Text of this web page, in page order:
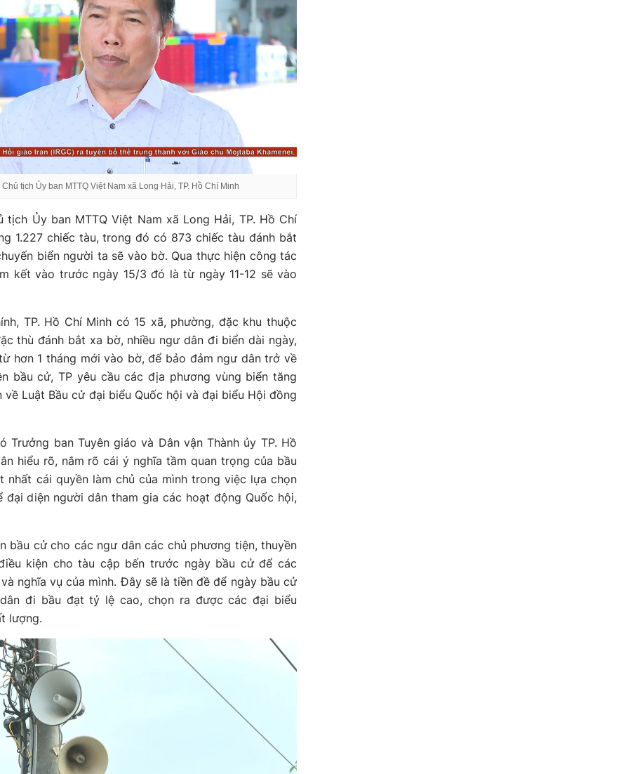
tịch Ủy ban MTTQ Việt Nam xã Long Hải, TP. Hồ Chí Minh
tịch Ủy ban MTTQ Việt Nam xã Long Hải, TP. Hồ Chí
1.227 chiếc tàu, trong đó có 873 chiếc tàu đánh bắt
biển người ta sẽ vào bờ. Qua thực hiện công tác
kết vào trước ngày 15/3 đó là từ ngày 11-12 sẽ vào
TP. Hồ Chí Minh có 15 xã, phường, đặc khu thuộc
thù đánh bắt xa bờ, nhiều ngư dân đi biển dài ngày,
hơn 1 tháng mới vào bờ, để bảo đảm ngư dân trở về
bầu cử, TP yêu cầu các địa phương vùng biển tăng
Luật Bầu cử đại biểu Quốc hội và đại biểu Hội đồng
Trưởng ban Tuyên giáo và Dân vận Thành ủy TP. Hồ
hiểu rõ, nắm rõ cái ý nghĩa tầm quan trọng của bầu
cái quyền làm chủ của mình trong việc lựa chọn
diện người dân tham gia các hoạt động Quốc hội,
bầu cử cho các ngư dân các chủ phương tiện, thuyền
kiện cho tàu cập bến trước ngày bầu cử để các
nghĩa vụ của mình. Đây sẽ là tiền đề để ngày bầu cử
đi bầu đạt tỷ lệ cao, chọn ra được các đại biểu
lượng.